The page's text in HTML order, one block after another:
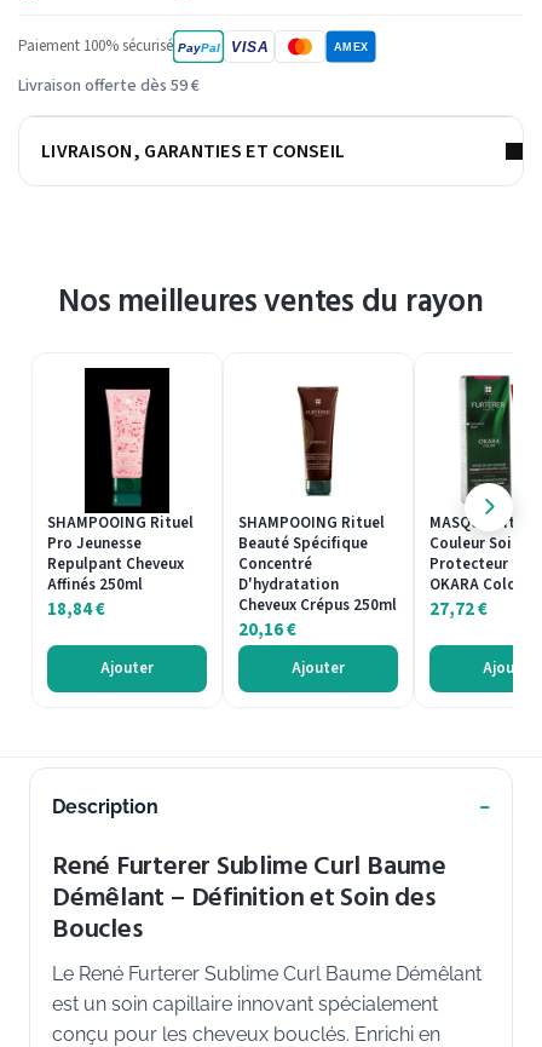
Paiement 100% sécurisé PayPal VISA AMEX
Livraison offerte dès 59 €
LIVRAISON, GARANTIES ET CONSEIL
Nos meilleures ventes du rayon
SHAMPOOING Rituel
Pro Jeunesse
Repulpant Cheveux
Affinés 250ml
18,84€
Ajouter
SHAMPOOING Rituel
Beauté Spécifique
Concentré
D'hydratation
Cheveux Crépus 250ml
20,16€
Ajouter
MASQUE
Couleur Soin
Protecteur
OKARA Color
27,72€
Ajouter
Description
René Furterer Sublime Curl Baume
Démêlant – Définition et Soin des
Boucles
Le René Furterer Sublime Curl Baume Démêlant
est un soin capillaire innovant spécialement
conçu pour les cheveux bouclés. Enrichi en